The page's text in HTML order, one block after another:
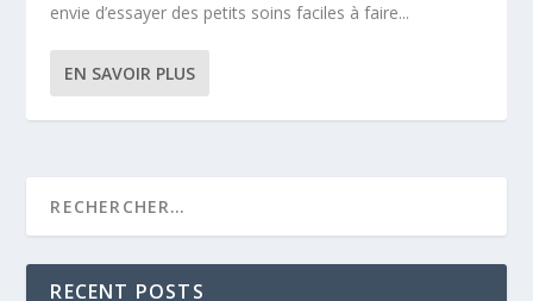
envie d’essayer des petits soins faciles à faire...
EN SAVOIR PLUS
RECENT POSTS